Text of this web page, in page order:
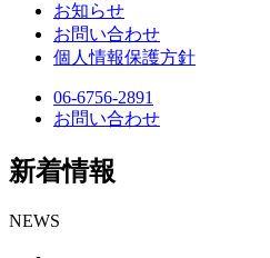
お知らせ
お問い合わせ
個人情報保護方針
06-6756-2891
お問い合わせ
新着情報
NEWS